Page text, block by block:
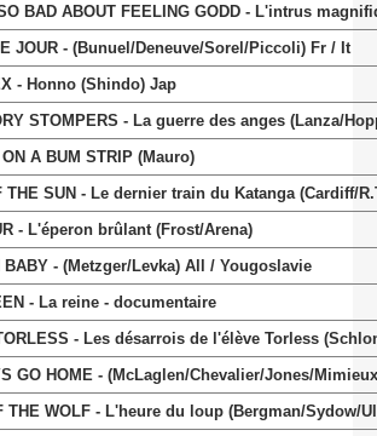
BAD ABOUT FEELING GODD - L'intrus
JOUR - (Bunuel/Deneuve/Sorel/Piccoli) Fr / It
- Honno (Shindo) Jap
STOMPERS - La guerre des anges (Lanza/
ON A BUM STRIP (Mauro)
THE SUN - Le dernier train du Katanga (Cardiff/
- L'éperon brûlant (Frost/Arena)
BABY - (Metzger/Levka) All / Yougoslavie
- La reine - documentaire
- Les désarrois de l'élève Torless
GO HOME - (McLaglen/Chevalier/Jones/
THE WOLF - L'heure du loup (Bergman/Sydow/